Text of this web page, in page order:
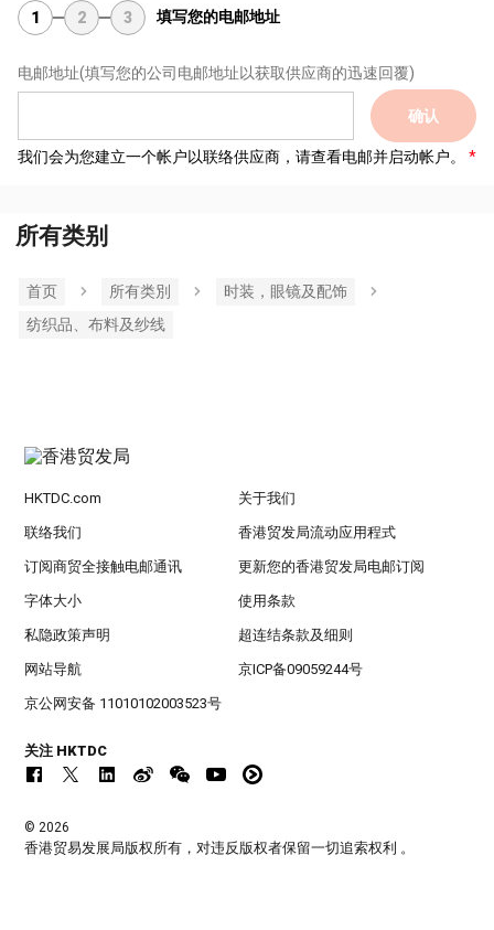
1 2 3 填写您的电邮地址
电邮地址(填写您的公司电邮地址以获取供应商的迅速回覆)
确认
我们会为您建立一个帐户以联络供应商，请查看电邮并启动帐户。
所有类别
首页 所有类別
时装，眼镜及配饰
纺织品、布料及纱线
HKTDC.com 关于我们
联络我们 香港贸发局流动应用程式
订阅商贸全接触电邮通讯 更新您的香港贸发局电邮订阅
字体大小 使用条款
私隐政策声明 超连结条款及细则
网站导航 京ICP备09059244号
京公网安备 11010102003523号
关注 HKTDC
© 2026
香港贸易发展局版权所有，对违反版权者保留一切追索权利 。